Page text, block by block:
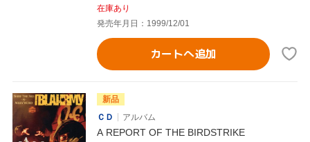
在庫あり
発売年月日：1999/12/01
カートへ追加
新品
ＣＤ
アルバム
A REPORT OF THE BIRDSTRIKE